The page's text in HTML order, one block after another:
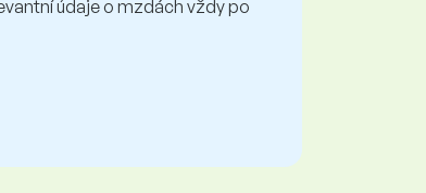
údaje o mzdách vždy po